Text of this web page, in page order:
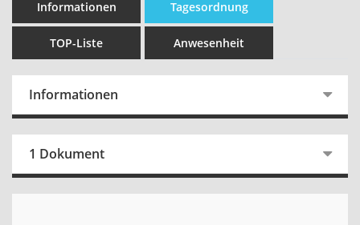
Informationen Tagesordnung
TOP-Liste Anwesenheit
Informationen
1 Dokument